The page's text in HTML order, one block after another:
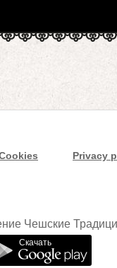
Privacy
Чешские
Скачать